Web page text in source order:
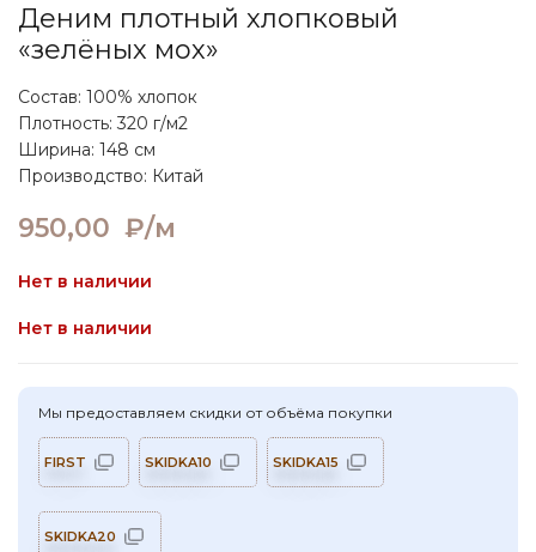
Деним плотный хлопковый
«зелёных мох»
Состав: 100% хлопок
Плотность: 320 г/м2
Ширина: 148 см
Производство: Китай
950,00 ₽/м
Нет в наличии
Нет в наличии
Мы предоставляем скидки от объёма покупки
FIRST SKIDKA10 SKIDKA15
SKIDKA20